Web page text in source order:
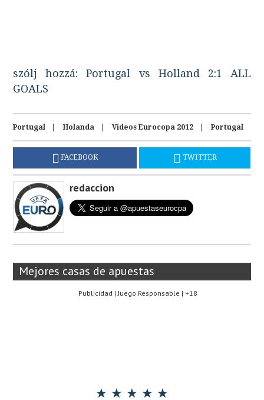
szólj hozzá: Portugal vs Holland 2:1 ALL
GOALS
Portugal Holanda Videos Eurocopa 2012 Portugal
FACEBOOK TWITTER
redaccion
Mejores casas de apuestas
Publicidad | Juego Responsable | +18
★ ★ ★ ★ ★